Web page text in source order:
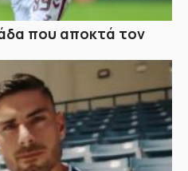
που αποκτά τον